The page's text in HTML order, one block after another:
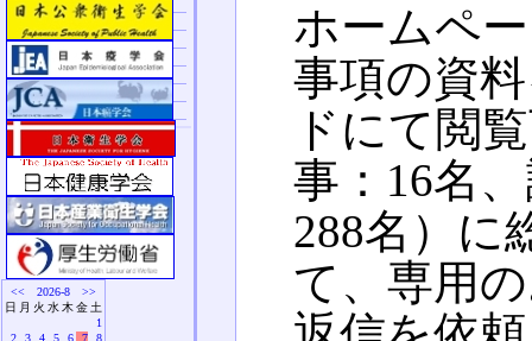
ホームペ
事項の資
ドにて閲
事：16名
288名）に
て、専用
<< 2026-8
>>
日 月 火 水 木 金 土
1